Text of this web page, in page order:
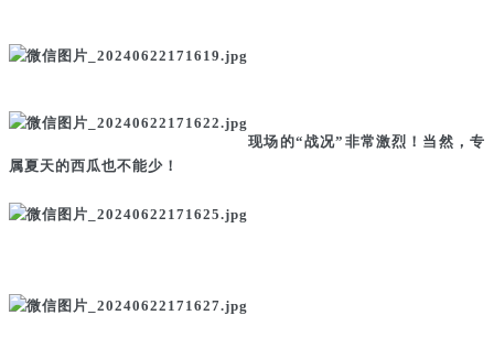
现场的“战况”非常激烈！当然，专
属夏天的西瓜也不能少！